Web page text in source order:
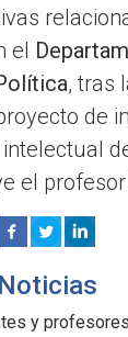
el
, tras
de
el
Noticias
y